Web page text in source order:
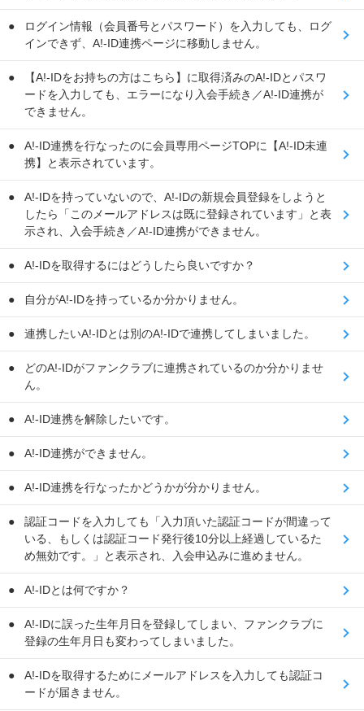
ログイン情報（会員番号とパスワード）を入力しても、ログ
インできず、A!-ID連携ページに移動しません。
【A!-IDをお持ちの方はこちら】に取得済みのA!-IDとパスワ
ードを入力しても、エラーになり入会手続き／A!-ID連携が
できません。
A!-ID連携を行なったのに会員専用ページTOPに【A!-ID未連
携】と表示されています。
A!-IDを持っていないので、A!-IDの新規会員登録をしようと
したら「このメールアドレスは既に登録されています」と表
示され、入会手続き／A!-ID連携ができません。
A!-IDを取得するにはどうしたら良いですか？
自分がA!-IDを持っているか分かりません。
連携したいA!-IDとは別のA!-IDで連携してしまいました。
どのA!-IDがファンクラブに連携されているのか分かりませ
ん。
A!-ID連携を解除したいです。
A!-ID連携ができません。
A!-ID連携を行なったかどうかが分かりません。
認証コードを入力しても「入力頂いた認証コードが間違って
いる、もしくは認証コード発行後10分以上経過しているた
め無効です。」と表示され、入会申込みに進めません。
A!-IDとは何ですか？
A!-IDに誤った生年月日を登録してしまい、ファンクラブに
登録の生年月日も変わってしまいました。
A!-IDを取得するためにメールアドレスを入力しても認証コ
ードが届きません。